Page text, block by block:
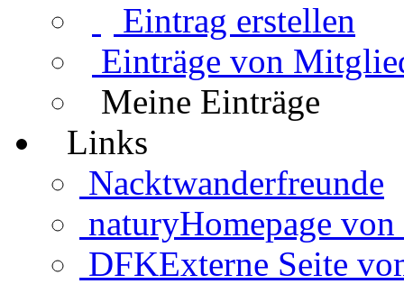
Eintrag erstellen
Einträge von
Meine Einträge
Links
Nacktwanderfreunde
naturyHomepage
DFKExterne Seite